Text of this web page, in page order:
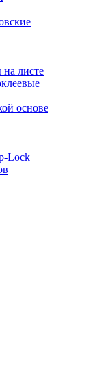
на листе
основе
Lock